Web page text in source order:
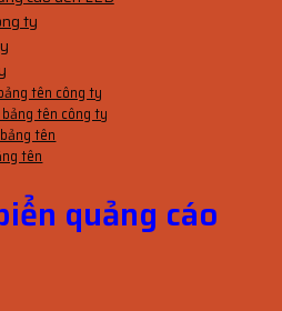
ty
tên công ty
tên công ty
tên
tên
quảng cáo